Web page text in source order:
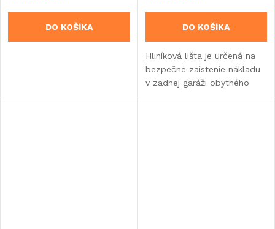
DO KOŠÍKA DO KOŠÍKA
Hliníková lišta je určená na
bezpečné zaistenie nákladu
v zadnej garáži obytného
vozidla alebo karavanu.Na